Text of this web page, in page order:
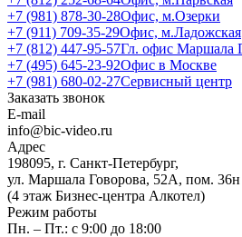
+7 (981) 878-30-28Офис, м.Озерки
+7 (911) 709-35-29Офис, м.Ладожская
+7 (812) 447-95-57Гл. офис Маршала
+7 (495) 645-23-92Офис в Москве
+7 (981) 680-02-27Сервисный центр
Заказать звонок
E-mail
info@bic-video.ru
Адрес
198095, г. Санкт-Петербург,
ул. Маршала Говорова, 52А, пом. 36н
(4 этаж Бизнес-центра Алкотел)
Режим работы
Пн. – Пт.: с 9:00 до 18:00